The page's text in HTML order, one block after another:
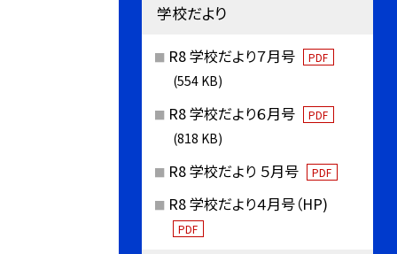
学校だより
R8 学校だより７月号 PDF
(554 KB)
R8 学校だより６月号 PDF
(818 KB)
R8 学校だより ５月号 PDF
R8 学校だより４月号（HP)
PDF